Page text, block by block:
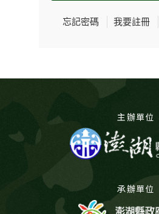
忘記密碼 我要註冊
主辦單位
承辦單位